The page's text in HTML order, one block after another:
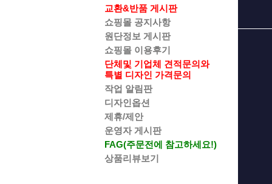
교환&반품 게시판
쇼핑몰 공지사항
원단정보 게시판
쇼핑몰 이용후기
단체및 기업체 견적문의와
특별 디자인 가격문의
작업 알림판
디자인옵션
제휴/제안
운영자 게시판
FAG(주문전에 참고하세요!)
상품리뷰보기